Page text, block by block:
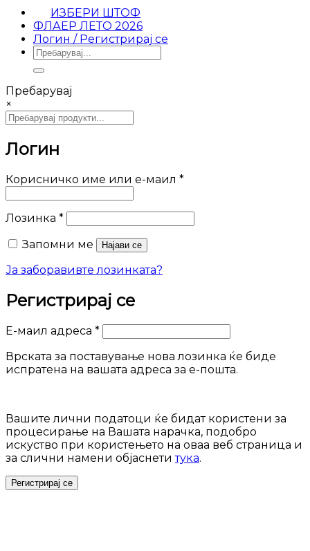
ИЗБЕРИ ШТОФ
ФЛАЕР ЛЕТО 2026
Логин / Регистрирај се
Барај
за:
Пребарувај
×
Логин
Корисничко име или е-маил *Задолжително
Лозинка *Задолжително
Запомни ме Најави се
Ја заборавивте лозинката?
Регистрирај се
Е-маил адреса *Задолжително
Врската за поставување нова лозинка ќе биде
испратена на вашата адреса за е-пошта.
Вашите лични податоци ќе бидат користени за
процесирање на Вашата нарачка, подобро
искуство при користењето на оваа веб страница и
за слични намени објаснетитука.
Регистрирај се